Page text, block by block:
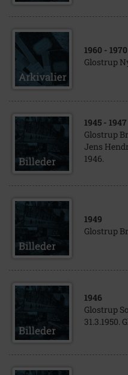
1960 - 1970
Glostrup
1945 - 1947
Glostrup
Jens
1946.
1949
Glostrup
1946
Glostrup
31.3.1950.